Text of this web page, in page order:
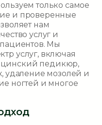
только самое
и проверенные
нам
услуг и
пациентов. Мы
услуг, включая
педикюр,
удаление мозолей и
ногтей и многое